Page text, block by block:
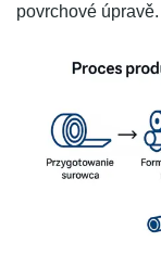
povrchové úpravě.